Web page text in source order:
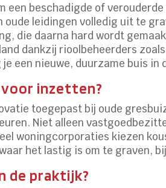
een beschadigde of
leidingen volledig uit te
die daarna hard wordt
dankzij rioolbeheerders
een nieuwe, duurzame buis in
inzetten?
toegepast bij oude
Niet alleen
woningcorporaties kiezen
het lastig is om te graven,
de praktijk?